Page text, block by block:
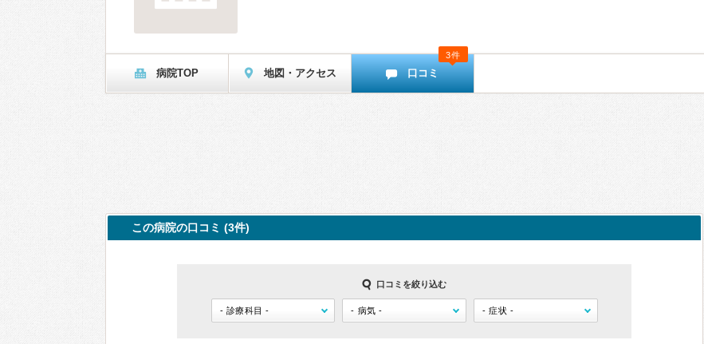
病院TOP 地図・アクセス 口コミ
3件
この病院の口コミ (3件)
口コミを絞り込む